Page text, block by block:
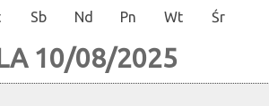
Sb Nd Pn Wt Śr
10/08/2025